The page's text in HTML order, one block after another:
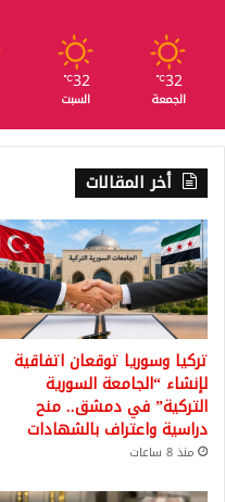
32
℃
الجمعة
32
℃
السبت
أخر المقالات
تركيا وسوريا توقعان اتفاقية
لإنشاء “الجامعة السورية
التركية” في دمشق.. منح
دراسية واعتراف بالشهادات
منذ 8 ساعات